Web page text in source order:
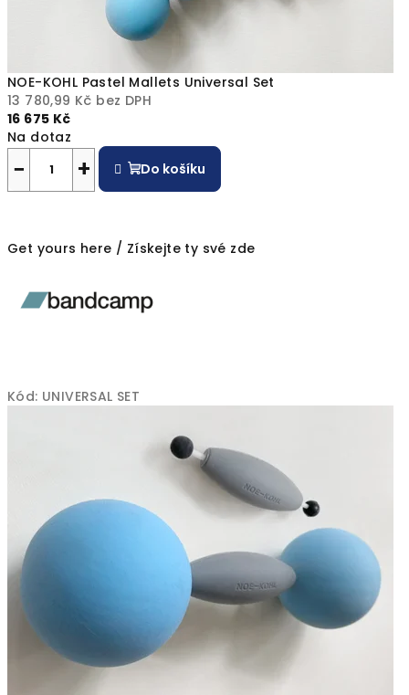
e
j
t
e
NOE-KOHL Pastel Mallets Universal Set
13 780,99 Kč bez DPH
16 675 Kč
Na dotaz
+
− Do košíku
Get yours here / Získejte ty své zde
Kód: UNIVERSAL SET